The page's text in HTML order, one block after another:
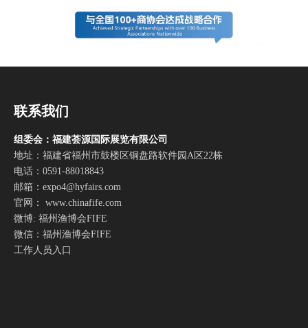
联系我们
组委会：福建荟源国际展览有限公司
地址：福建省福州市鼓楼区铜盘路软件园A区22栋
电话：0591-88018843
邮箱： expo4@hyfairs.com
官网： www.chinafife.com
微博: 福州渔博会FIFE
微信：福州渔博会FIFE
工作人员入口